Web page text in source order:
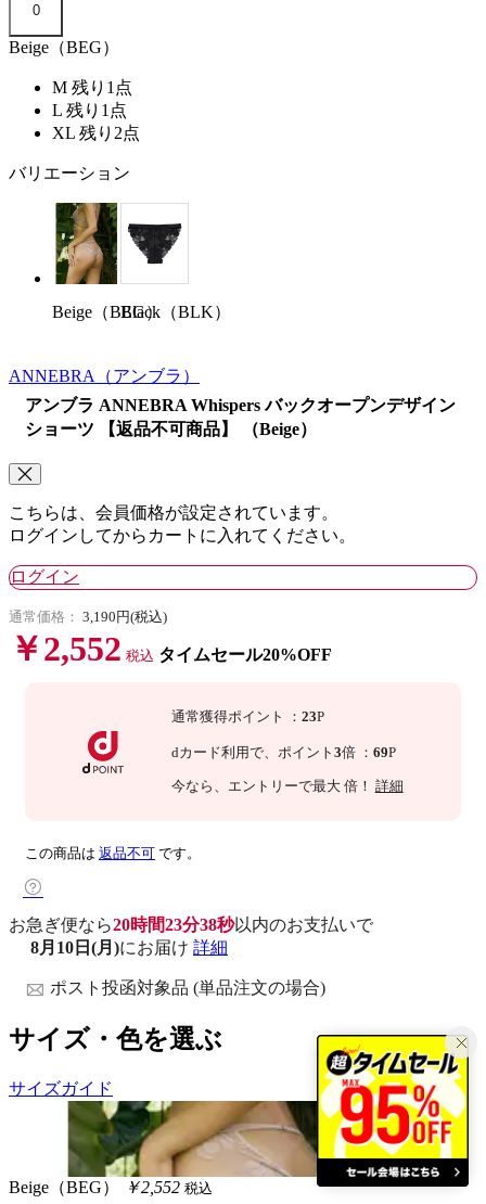
0
Beige（BEG）
M 残り1点
L 残り1点
XL 残り2点
バリエーション
Beige（BEG）Black（BLK）
ANNEBRA （アンブラ）
アンブラ ANNEBRA Whispers バックオープンデザイン
ショーツ 【返品不可商品】 （Beige）
こちらは、会員価格が設定されています。
ログインしてからカートに入れてください。
ログイン
通常価格： 3,190円(税込)
￥2,552 税込 タイムセール20%OFF
通常獲得ポイント ： 23P
dカード利用で、 ポイント 3倍 ： 69P
今なら 、エントリーで最大 倍！ 詳細
この商品は 返品不可 です。
お急ぎ便なら20時間23分37秒以内のお支払いで
8月10日(月)にお届け 詳細
ポスト投函対象品 (単品注文の場合)
サイズ・色を選ぶ
サイズガイド
Beige（BEG） ￥2,552 税込